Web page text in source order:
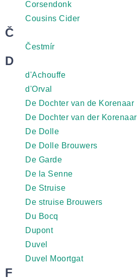
Corsendonk
Cousins Cider
Č
Čestmír
D
d'Achouffe
d'Orval
De Dochter van de Korenaar
De Dochter van der Korenaar
De Dolle
De Dolle Brouwers
De Garde
De la Senne
De Struise
De struise Brouwers
Du Bocq
Dupont
Duvel
Duvel Moortgat
F